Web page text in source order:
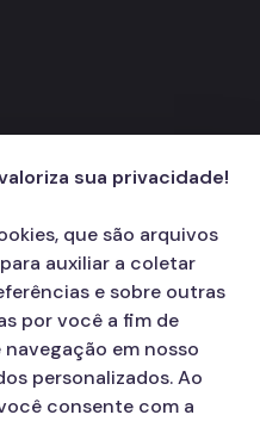
sua privacidade!
que são arquivos
auxiliar a coletar
e sobre outras
por você a fim de
em nosso
personalizados. Ao
consente com a